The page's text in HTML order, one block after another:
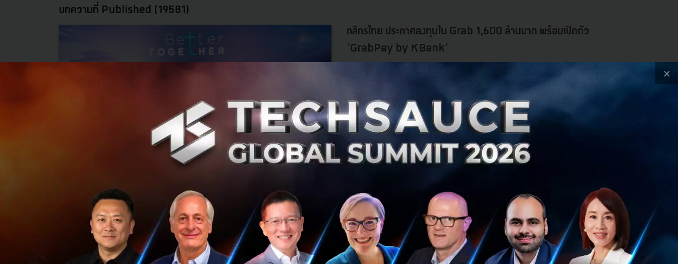
บทความที่ Published (19581)
กสิกรไทย ประกาศลงทุนใน Grab 1,600 ล้านบาท พร้อมเปิดตัว
‘GrabPay by KBank’
เตรียมเปิดตัว ‘GrabPay by KBank’ แอปพลิเคชันชำระค่าโดยสาร พร้อมด้วยบริการทางการ
พฤศจิกายน 8, 2018| By Techsauce Team
3.6k
News Grab KBank Wallet FinTech
Hyundai ลงทุนใน Grab เพิ่มอีก 250 ล้านดอลลาร์สหรัฐฯ
ก่อนหน้านี้เมื่อช่วงเดือนมกราคมที่ผ่านมา Hyundai ผู้ผลิตรถยนต์จากเกาหลีใต้ ลงทุนเชิงกล
ยุทธ์กับผู้ให้บริการเรียกรถผ่านแอปพลิเคชัน (Ride-hailing) อย่าง Grab โดย Hyundai ให้เงิน
×